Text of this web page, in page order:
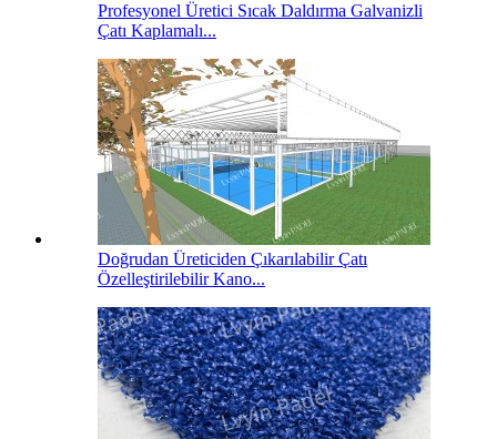
Profesyonel Üretici Sıcak Daldırma Galvanizli
Çatı Kaplamalı...
Doğrudan Üreticiden Çıkarılabilir Çatı
Özelleştirilebilir Kano...